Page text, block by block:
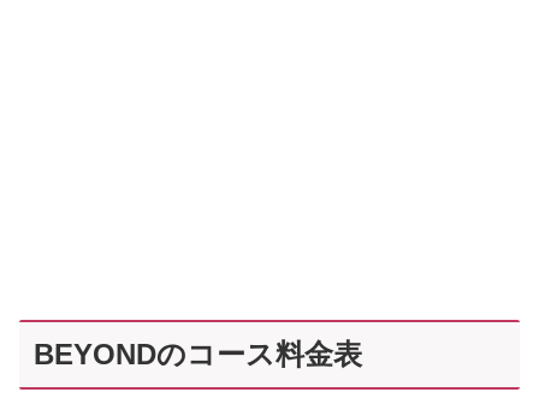
BEYONDのコース料金表